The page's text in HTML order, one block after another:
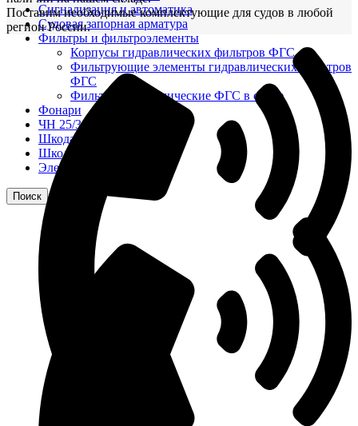
Сигнализация и автоматика
Судовая запорная арматура
Фильтры и фильтроэлементы
Корпусы гидравлических фильтров ФГС
Фильтрующие элементы гидравлических фильтров
ФГС
Фильтры гидравлические ФГС в сборе
Фонари
ЧН 25/34
Шкода 6S-160
Шкода-275
Электродвигатели
Поиск
Поставим необходимые комплектующие для судов в любой
регион России.